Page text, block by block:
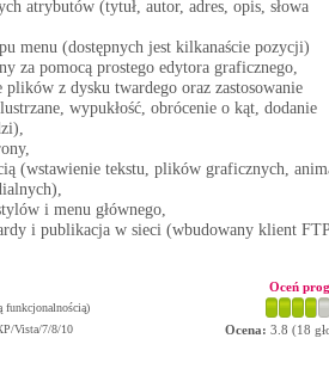
atrybutów (tytuł, autor, adres, opis, słowa
menu (dostępnych jest kilkanaście pozycji)
za pomocą prostego edytora graficznego,
plików z dysku twardego oraz zastosowanie
wypukłość, obrócenie o kąt, dodanie
(wstawienie tekstu, plików graficznych,
i menu głównego,
i publikacja w sieci (wbudowany klient
funkcjonalnością)
Vista/7/8/10
Oceń
Ocena: 3.8 (18